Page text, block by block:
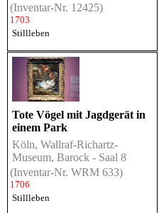
(Inventar-Nr. 12425)
1703
Stillleben
Tote Vögel mit Jagdgerät in
einem Park
Köln, Wallraf-Richartz-
Museum, Barock - Saal 8
(Inventar-Nr. WRM 633)
1706
Stillleben